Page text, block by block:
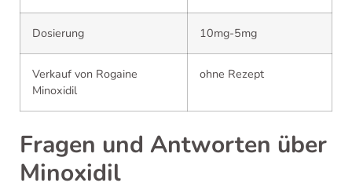
Dosierung 10mg-5mg
Verkauf von Rogaine
Minoxidil
ohne Rezept
Fragen und Antworten über
Minoxidil